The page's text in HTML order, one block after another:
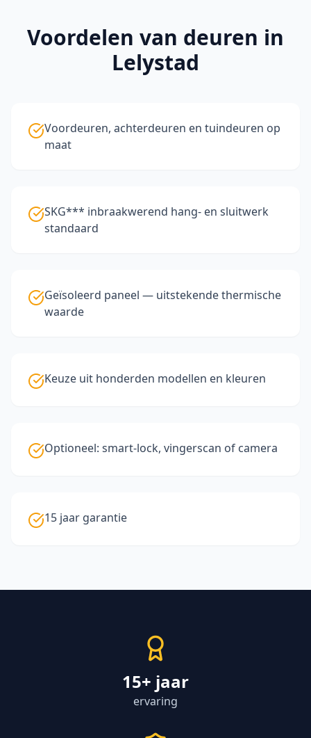
Voordelen van deuren in
Lelystad
Voordeuren, achterdeuren en tuindeuren op
maat
SKG*** inbraakwerend hang- en sluitwerk
standaard
Geïsoleerd paneel — uitstekende thermische
waarde
Keuze uit honderden modellen en kleuren
Optioneel: smart-lock, vingerscan of camera
15 jaar garantie
15+ jaar
ervaring